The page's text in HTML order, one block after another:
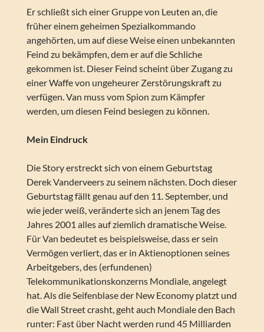
Er schließt sich einer Gruppe von Leuten an, die
früher einem geheimen Spezialkommando
angehörten, um auf diese Weise einen unbekannten
Feind zu bekämpfen, dem er auf die Schliche
gekommen ist. Dieser Feind scheint über Zugang zu
einer Waffe von ungeheurer Zerstörungskraft zu
verfügen. Van muss vom Spion zum Kämpfer
werden, um diesen Feind besiegen zu können.
Mein Eindruck
Die Story erstreckt sich von einem Geburtstag
Derek Vanderveers zu seinem nächsten. Doch dieser
Geburtstag fällt genau auf den 11. September, und
wie jeder weiß, veränderte sich an jenem Tag des
Jahres 2001 alles auf ziemlich dramatische Weise.
Für Van bedeutet es beispielsweise, dass er sein
Vermögen verliert, das er in Aktienoptionen seines
Arbeitgebers, des (erfundenen)
Telekommunikationskonzerns Mondiale, angelegt
hat. Als die Seifenblase der New Economy platzt und
die Wall Street crasht, geht auch Mondiale den Bach
runter: Fast über Nacht werden rund 45 Milliarden